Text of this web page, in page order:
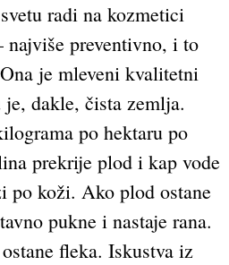
radi na kozmetici
najviše preventivno, i to
je mleveni kvalitetni
dakle, čista zemlja.
po hektaru po
prekrije plod i kap vode
po koži. Ako plod ostane
pukne i nastaje rana.
fleka. Iskustva iz